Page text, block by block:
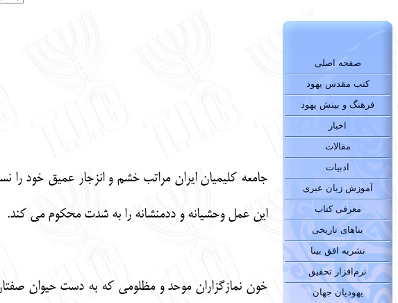
صفحه اصلی
کتب مقدس یهود
فرهنگ و بینش یهود
اخبار
مقالات
ادبیات
آموزش زبان عبری
معرفی کتاب
بناهای تاریخی
نشریه افق بینا
نرم‌افزار تحقیق
یهودیان جهان
جامعه کلیمیان ایران مراتب خشم و انزجار عمیق خود را
این عمل وحشیانه و ددمنشانه را به شدت محکوم می کند.
خون نمازگزاران موحد و مظلومی که به دست حیوان